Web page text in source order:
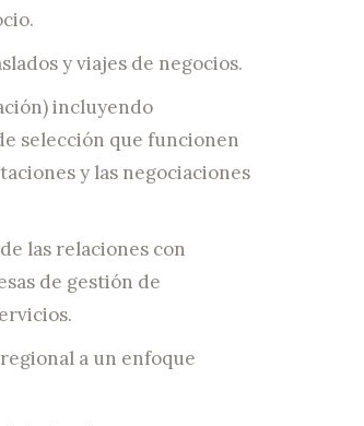
y viajes de negocios.
incluyendo
selección que funcionen
y las negociaciones
las relaciones con
de gestión de
a un enfoque